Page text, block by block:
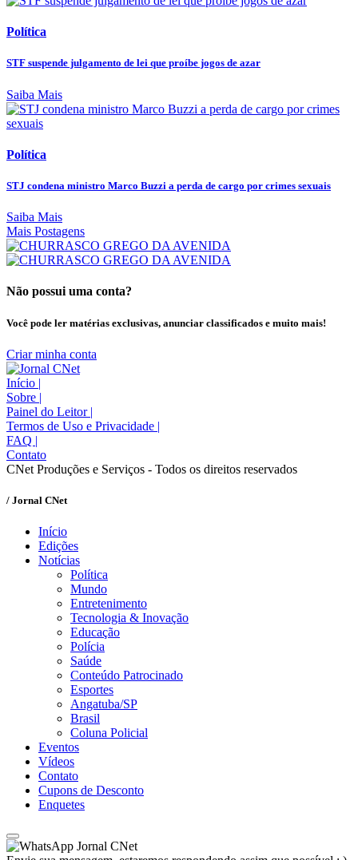
Política
STF suspende julgamento de lei que proíbe jogos de azar
Saiba Mais
Política
STJ condena ministro Marco Buzzi a perda de cargo por crimes sexuais
Saiba Mais
Mais Postagens
Não possui uma conta?
Você pode ler matérias exclusivas, anunciar classificados e muito mais!
Criar minha conta
Início |
Sobre |
Painel do Leitor |
Termos de Uso e Privacidade |
FAQ |
Contato
CNet Produções e Serviços - Todos os direitos reservados
/ Jornal CNet
Início
Edições
Notícias
Política
Mundo
Entretenimento
Tecnologia & Inovação
Educação
Polícia
Saúde
Conteúdo Patrocinado
Esportes
Angatuba/SP
Brasil
Coluna Policial
Eventos
Vídeos
Contato
Cupons de Desconto
Enquetes
Jornal CNet